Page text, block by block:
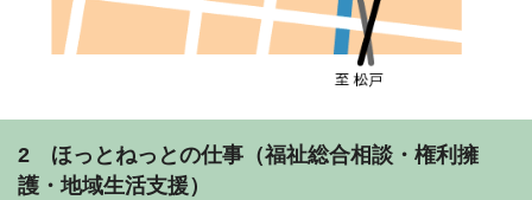
2 ほっとねっとの仕事（福祉総合相談・権利擁
護・地域生活支援）